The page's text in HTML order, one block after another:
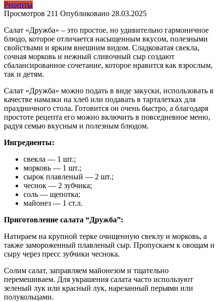
Рецепты
Просмотров 211 Опубликовано 28.03.2025
Салат «Дружба» – это простое, но удивительно гармоничное
блюдо, которое отличается насыщенным вкусом, полезными
свойствами и ярким внешним видом. Сладковатая свекла,
сочная морковь и нежный сливочный сыр создают
сбалансированное сочетание, которое нравится как взрослым,
так и детям.
Салат «Дружба» можно подать в виде закуски, использовать в
качестве намазки на хлеб или подавать в тарталетках для
праздничного стола. Готовится он очень быстро, а благодаря
простоте рецепта его можно включить в повседневное меню,
радуя семью вкусным и полезным блюдом.
Ингредиенты:
свекла — 1 шт.;
морковь — 1 шт.;
сырок плавленый — 2 шт.;
чеснок — 2 зубчика;
соль — щепотка;
майонез — 1 ст.л.
Приготовление салата “Дружба”:
Натираем на крупной терке очищенную свеклу и морковь, а
также замороженный плавленый сыр. Пропускаем к овощам и
сыру через пресс зубчики чеснока.
Солим салат, заправляем майонезом и тщательно
перемешиваем. Для украшения салата часто используют
зеленый лук или красный лук, нарезанный перьями или
полукольцами.